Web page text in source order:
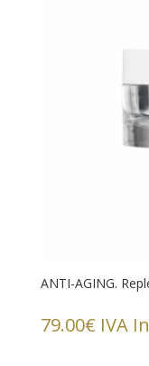
ANTI-AGING.
79.00€ IVA